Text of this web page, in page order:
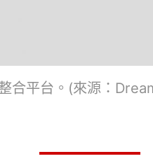
合平台。(來源：